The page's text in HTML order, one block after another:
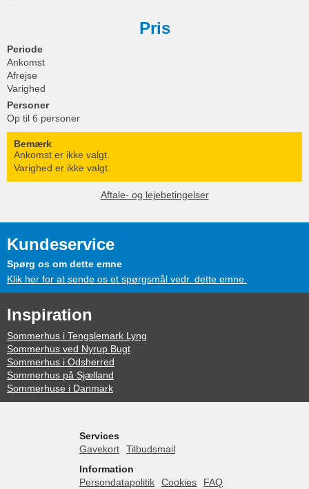
Pris
Periode
Ankomst
Afrejse
Varighed
Personer
Op til 6 personer
Bemærk
Ankomst er ikke valgt.
Varighed er ikke valgt.
Aftale- og lejebetingelser
Kundeservice
Spørg os om dette emne
Klik her for at sende os et spørgsmål vedr. dette emne.
Inspiration
Sommerhus i Tengslemark Lyng
Sommerhus ved Nyrup Bugt
Sommerhus i Odsherred
Sommerhus på Sjælland
Sommerhuse i Danmark
Services
Gavekort
Tilbudsmail
Information
Persondatapolitik
Cookies FAQ